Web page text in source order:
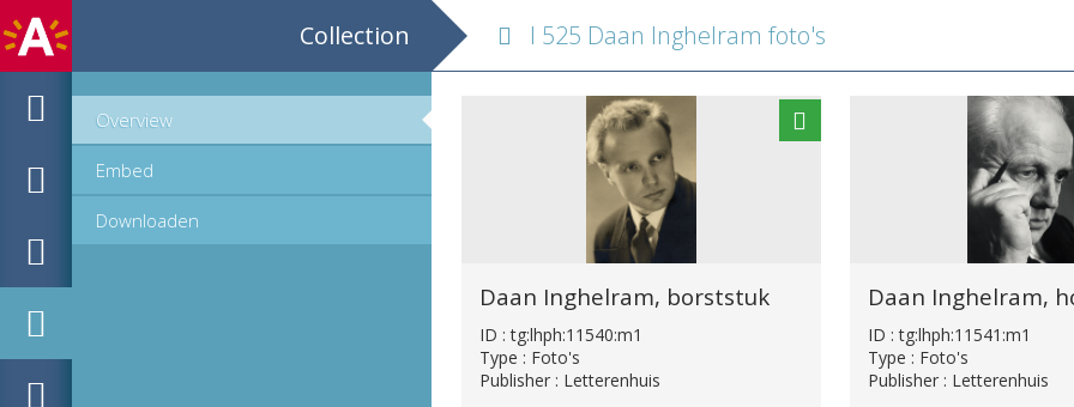
Collection
Overview
Embed
Downloaden
I 525 Daan Inghelram foto's
Daan Inghelram, borststuk
ID : tg:lhph:11540:m1
Type : Foto's
Publisher : Letterenhuis
ID : tg:lhph:11541:m1
Type : Foto's
Publisher : Letterenhuis